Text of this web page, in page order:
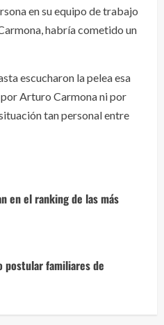
en su equipo de trabajo
habría cometido un
escucharon la pelea esa
Arturo Carmona ni por
tan personal entre
en el ranking de las más
postular familiares de